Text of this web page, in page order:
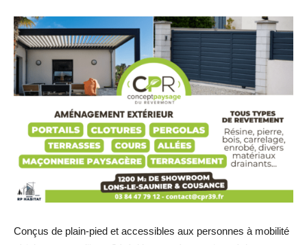
Conçus de plain-pied et accessibles aux personnes à mobilité